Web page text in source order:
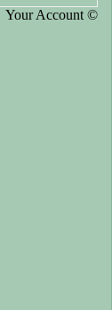
Your Account ©